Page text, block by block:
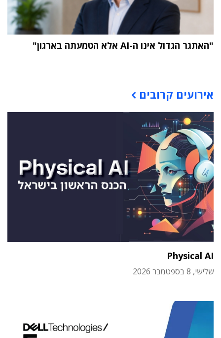
"האתגר הגדול אינו ה-AI אלא הטמעתה בארגון"
אירועים קרובים
Physical AI
שלישי, 8 בספטמבר 2026